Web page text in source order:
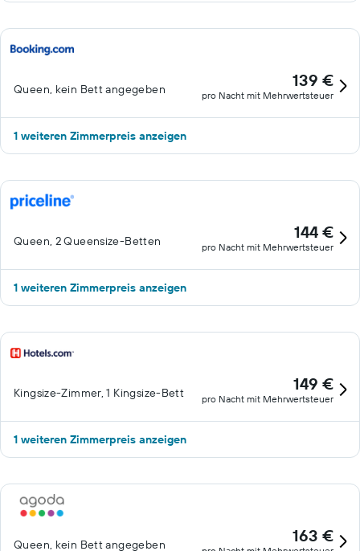
Queen, kein Bett angegeben 139 €
pro Nacht mit Mehrwertsteuer
1 weiteren Zimmerpreis anzeigen
Queen, 2 Queensize-Betten 144 €
pro Nacht mit Mehrwertsteuer
1 weiteren Zimmerpreis anzeigen
Kingsize-Zimmer, 1 Kingsize-Bett 149 €
pro Nacht mit Mehrwertsteuer
1 weiteren Zimmerpreis anzeigen
Queen, kein Bett angegeben 163 €